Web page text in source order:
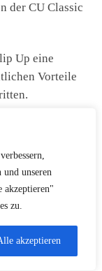
und unseren
akzeptieren"
zu.
akzeptieren
der CU Classic
Up eine
Vorteile
beginnen. Die
Komfort und